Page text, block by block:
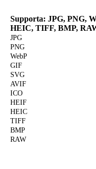
Supporta: JPG, PNG,
HEIC, TIFF, BMP,
JPG
PNG
WebP
GIF
SVG
AVIF
ICO
HEIF
HEIC
TIFF
BMP
RAW